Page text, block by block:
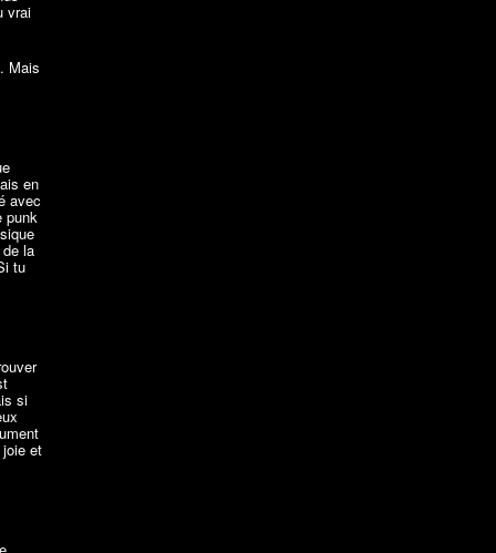
vrai
Mais
en
avec
punk
la
tu
si
et